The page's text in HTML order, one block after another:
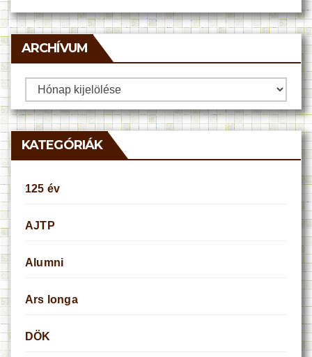
ARCHÍVUM
Archívum
KATEGÓRIÁK
125 év
AJTP
Alumni
Ars longa
DÖK